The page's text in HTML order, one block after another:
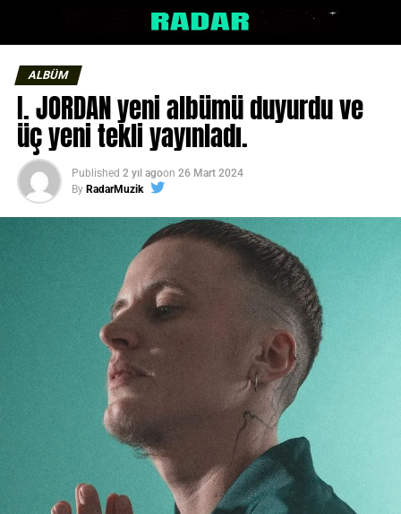
ALBÜM
I. JORDAN yeni albümü duyurdu ve
üç yeni tekli yayınladı.
Published 2 yıl agoon 26 Mart 2024
By RadarMuzik